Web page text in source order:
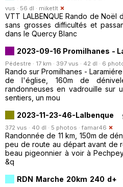
vus · 56 dl · miketlt
VTT LALBENQUE Rando de Noël
sans grosses difficultés et
dans le Quercy Blanc
2023-09-16 Promilhanes -
Pédestre · 17 km · 397 vus · 42 dl · 6
Rando sur Promilhanes -
de l'église, 160m de
randonneuses en vadrouille sur
sentiers, un mou
2023-11-23-46-Lalbenque
372 vus · 40 dl · 5 photos · famar46
Randonnée de 11 km, 150m de
peu de route au départ avant de
beau pigeonnier à voir à
&q
RDN Marche 20km 240 d+